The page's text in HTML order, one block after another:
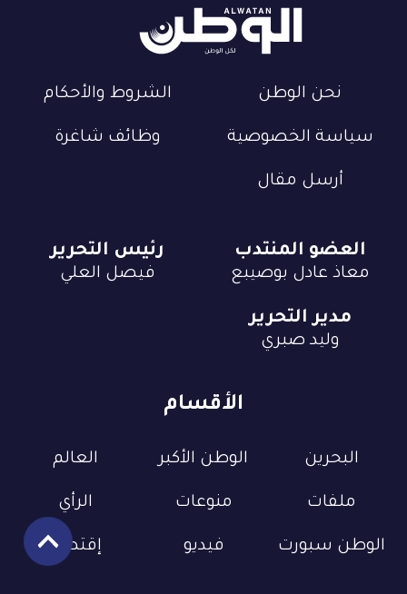
نحن الوطن الشروط والأحكام
سياسة الخصوصية وظائف شاغرة
أرسل مقال
الأقسام
البحرين الوطن الأكبر العالم
ملفات منوعات الرأي
الوطن سبورت فيديو إقتصاد
العضو المنتدب
معاذ عادل بوصيبع
رئيس التحرير
فيصل العلي
مدير التحرير
وليد صبري